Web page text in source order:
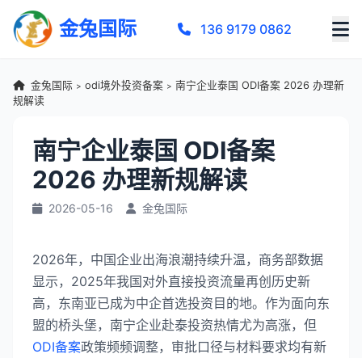
金兔国际 136 9179 0862
金兔国际 > odi境外投资备案 > 南宁企业泰国 ODI备案 2026 办理新
规解读
南宁企业泰国 ODI备案
2026 办理新规解读
2026-05-16 金兔国际
2026年，中国企业出海浪潮持续升温，商务部数据
显示，2025年我国对外直接投资流量再创历史新
高，东南亚已成为中企首选投资目的地。作为面向东
盟的桥头堡，南宁企业赴泰投资热情尤为高涨，但
ODI备案政策频频调整，审批口径与材料要求均有新